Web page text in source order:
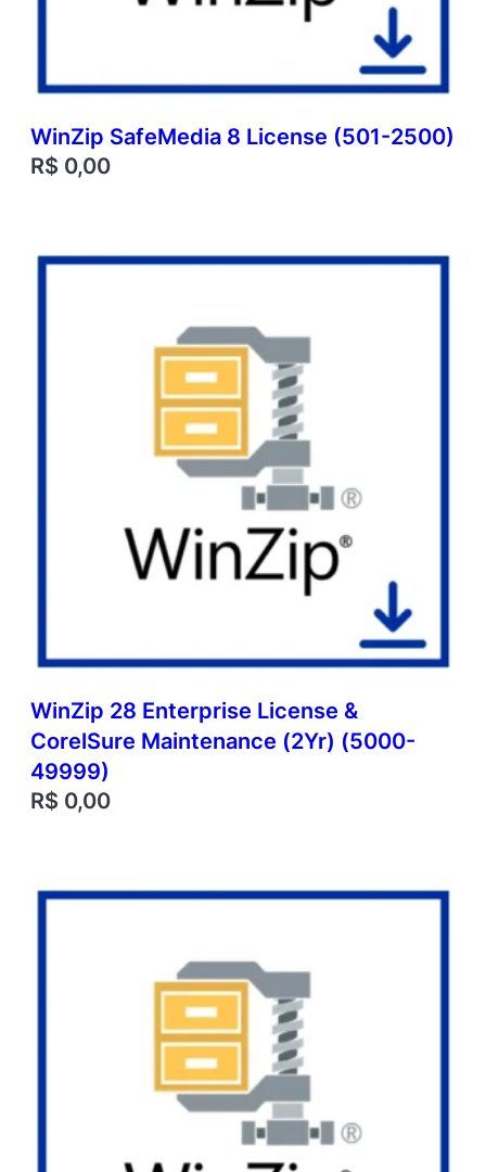
WinZip SafeMedia 8 License (501-2500)
R$ 0,00
WinZip 28 Enterprise License &
CorelSure Maintenance (2Yr) (5000-
49999)
R$ 0,00